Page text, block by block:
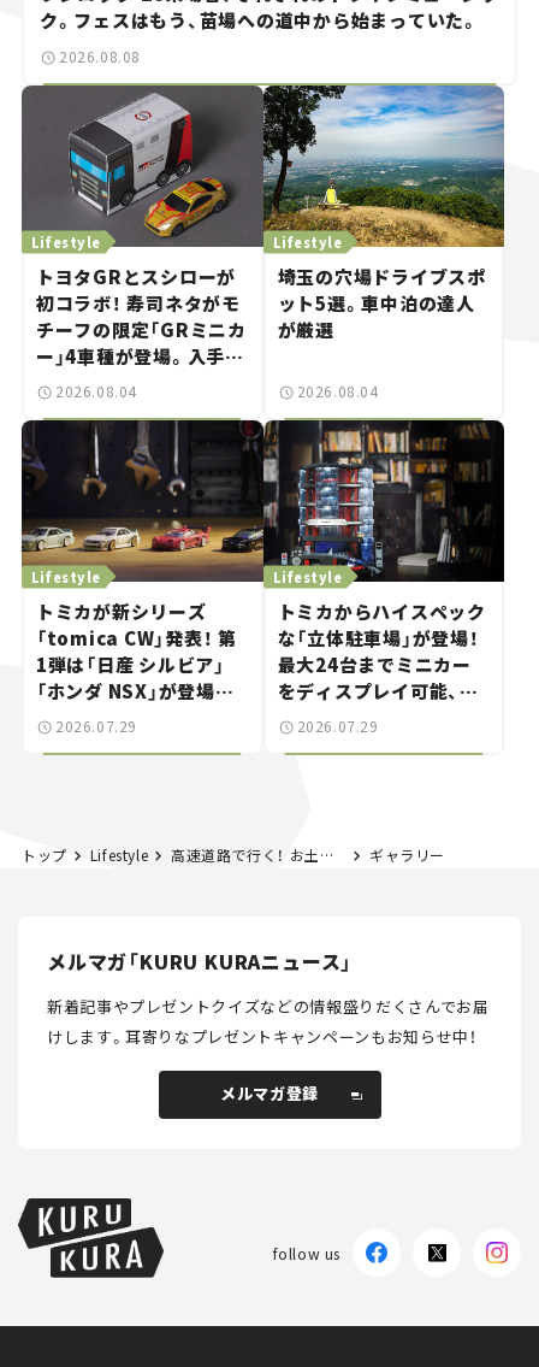
ク。フェスはもう、苗場への道中から始まっていた。
2026.08.08
トヨタGRとスシローが
初コラボ！ 寿司ネタがモ
チーフの限定「GRミニカ
ー」4車種が登場。入手方
法は？【クルマとホビー】
Lifestyle
2026.08.04
埼玉の穴場ドライブスポ
ット5選。車中泊の達人
が厳選
Lifestyle
2026.08.04
トミカが新シリーズ
「tomica CW」発表！ 第
1弾は「日産 シルビア」
「ホンダ NSX」が登場。
世界が注目す
Lifestyle
2026.07.29
トミカからハイスペック
な「立体駐車場」が登場！
最大24台までミニカー
をディスプレイ可能、特
別な「日産 GT-R
Lifestyle
2026.07.29
トップ Lifestyle 高速道路で行く！ お土産県境を探してみた。 静岡「うなぎパイ」編 ギャラリー
メルマガ「KURU KURAニュース」
新着記事やプレゼントクイズなどの情報盛りだくさんでお届
けします。耳寄りなプレゼントキャンペーンもお知らせ中！
メルマガ登録
follow us